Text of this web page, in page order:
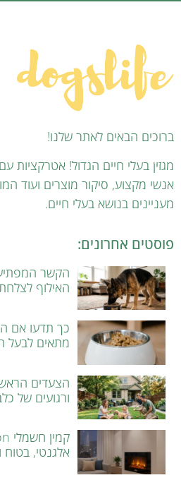
ברוכים הבאים לאתר שלנו!
מגזין בעלי חיים הגדול! אטרקציות
אנשי מקצוע, סיקור מוצרים ועוד
מעניינים בנושא בעלי חיים.
פוסטים אחרונים:
הקשר
האילוף
כך תדעו אם
מתאים לבעל
הצעדים
ורגועים של
אלגנטי, בטוח